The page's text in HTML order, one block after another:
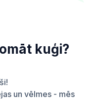
kuģi?
un vēlmes - mēs